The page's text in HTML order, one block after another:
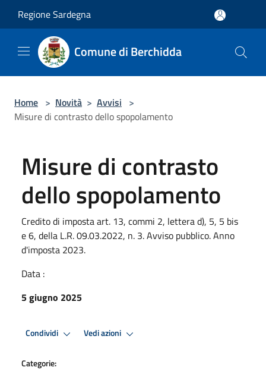
Regione Sardegna
Comune di Berchidda
Home > Novità > Avvisi >
Misure di contrasto dello spopolamento
Misure di contrasto
dello spopolamento
Credito di imposta art. 13, commi 2, lettera d), 5, 5 bis
e 6, della L.R. 09.03.2022, n. 3. Avviso pubblico. Anno
d'imposta 2023.
Data :
5 giugno 2025
Condividi Vedi azioni
Categorie: